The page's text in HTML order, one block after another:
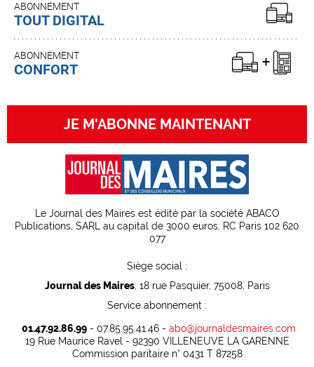
ABONNEMENT
TOUT DIGITAL
ABONNEMENT
CONFORT
JE M'ABONNE MAINTENANT
Le Journal des Maires est édité par la société ABACO
Publications, SARL au capital de 3000 euros, RC Paris 102 620
077
Siège social :
Journal des Maires, 18 rue Pasquier, 75008, Paris
Service abonnement :
01.47.92.86.99- 07.85.95.41.46 - abo@journaldesmaires.com
19 Rue Maurice Ravel - 92390 VILLENEUVE LA GARENNE
Commission paritaire n° 0431 T 87258